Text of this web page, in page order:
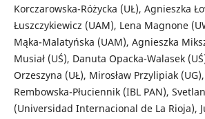
Korczarowska-Różycka (UŁ), Agnieszka
Łuszczykiewicz (UAM), Lena Magnone
Mąka-Malatyńska (UAM), Agnieszka
Musiał (UŚ), Danuta Opacka-Walasek
Orzeszyna (UŁ), Mirosław Przylipiak
Rembowska-Płuciennik (IBL PAN),
(Universidad Internacional de La Rioja),